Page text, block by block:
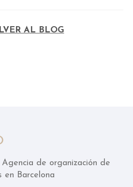
AL BLOG
de organización de
en Barcelona